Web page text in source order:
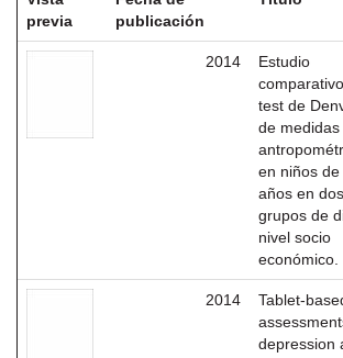
previa
publicación
2014
Estudio
test de
de medidas
en niños
años en dos
grupos de
nivel socio
económico.
2014
Tablet-
depression